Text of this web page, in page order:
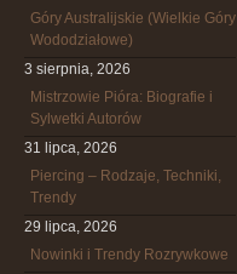
Góry Australijskie (Wielkie Góry
Wododziałowe)
3 sierpnia, 2026
Mistrzowie Pióra: Biografie i
Sylwetki Autorów
31 lipca, 2026
Piercing – Rodzaje, Techniki,
Trendy
29 lipca, 2026
Nowinki i Trendy Rozrywkowe